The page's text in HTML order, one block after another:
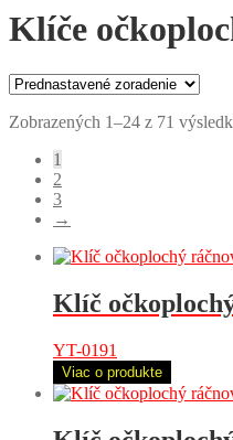
Klíče
Zobrazených 1–24 z 71
1
2
3
→
Klíč
YT-0191
Viac o produkte